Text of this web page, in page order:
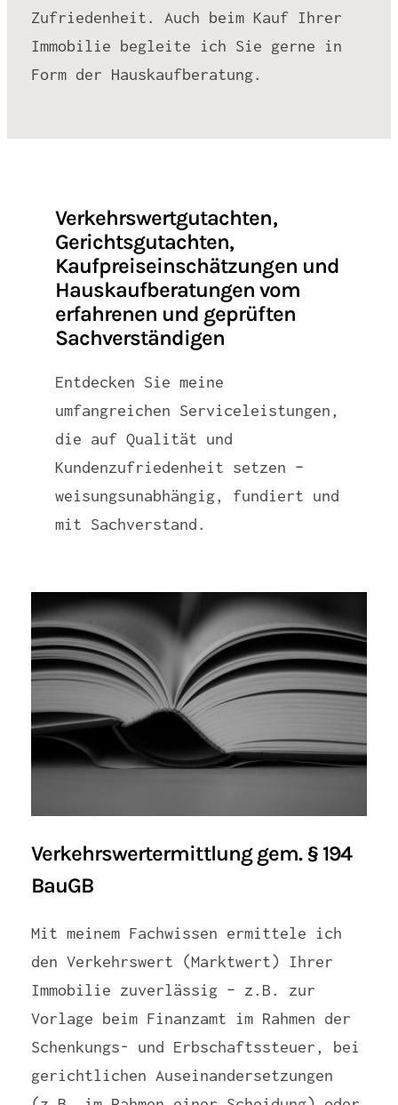
Zufriedenheit. Auch beim Kauf Ihrer
Immobilie begleite ich Sie gerne in
Form der Hauskaufberatung.
Verkehrswertgutachten,
Gerichtsgutachten,
Kaufpreiseinschätzungen und
Hauskaufberatungen vom
erfahrenen und geprüften
Sachverständigen
Entdecken Sie meine
umfangreichen Serviceleistungen,
die auf Qualität und
Kundenzufriedenheit setzen –
weisungsunabhängig, fundiert und
mit Sachverstand.
Verkehrswertermittlung gem. § 194
BauGB
Mit meinem Fachwissen ermittele ich
den Verkehrswert (Marktwert) Ihrer
Immobilie zuverlässig – z.B. zur
Vorlage beim Finanzamt im Rahmen der
Schenkungs- und Erbschaftssteuer, bei
gerichtlichen Auseinandersetzungen